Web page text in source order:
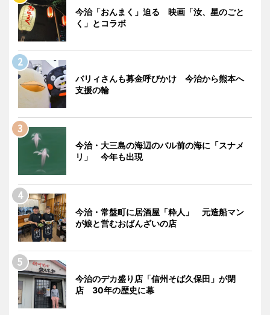
今治「おんまく」迫る 映画「汝、星のごと
く」とコラボ
バリィさんも募金呼びかけ 今治から熊本へ
支援の輪
今治・大三島の海辺のバル前の海に「スナメ
リ」 今年も出現
今治・常盤町に居酒屋「粋人」 元造船マン
が娘と営むおばんざいの店
今治のデカ盛り店「信州そば久保田」が閉
店 30年の歴史に幕